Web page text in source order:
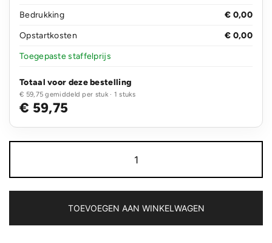
Bedrukking
€ 0,00
Opstartkosten
€ 0,00
Toegepaste staffelprijs
Totaal voor deze bestelling
€ 59,75 gemiddeld per stuk · 1 stuks
€ 59,75
Barry
TOEVOEGEN AAN WINKELWAGEN